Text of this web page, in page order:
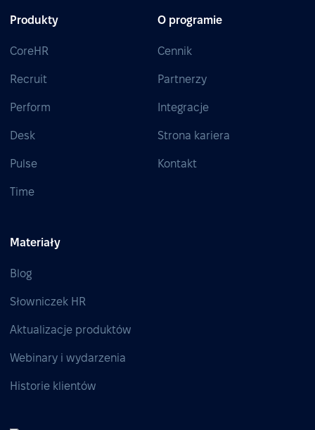
Produkty
CoreHR
Recruit
Perform
Desk
Pulse
Time
O programie
Cennik
Partnerzy
Integracje
Strona kariera
Kontakt
Materiały
Blog
Słowniczek HR
Aktualizacje produktów
Webinary i wydarzenia
Historie klientów